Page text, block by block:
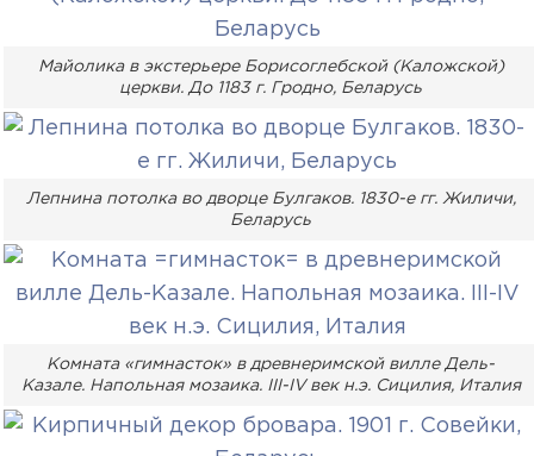
Майолика в экстерьере Борисоглебской (Каложской)
церкви. До 1183 г. Гродно, Беларусь
Лепнина потолка во дворце Булгаков. 1830-е гг. Жиличи,
Беларусь
Комната «гимнасток» в древнеримской вилле Дель-
Казале. Напольная мозаика. III-IV век н.э. Сицилия, Италия